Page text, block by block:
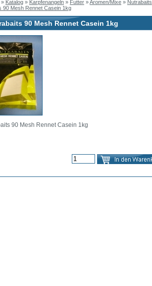
» Katalog » Karpfenangeln » Futter »Aromen/Mixe » Nutrabaits
90 Mesh Rennet Casein 1kg
90 Mesh Rennet Casein 1kg
90 Mesh Rennet Casein 1kg